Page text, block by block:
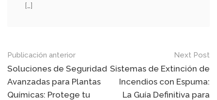
[…]
Mensaje
de
navegación
Publicación anterior
Soluciones de Seguridad
Avanzadas para Plantas
Químicas: Protege tu
Next Post
Sistemas de Extinción de
Incendios con Espuma:
La Guía Definitiva para